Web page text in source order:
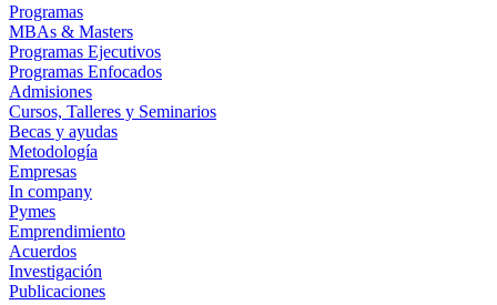
Programas
MBAs & Masters
Programas Ejecutivos
Programas Enfocados
Admisiones
Cursos, Talleres y Seminarios
Becas y ayudas
Metodología
Empresas
In company
Pymes
Emprendimiento
Acuerdos
Investigación
Publicaciones